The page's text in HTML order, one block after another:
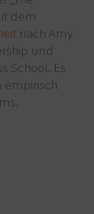
dem
nach Amy
und
School. Es
empirisch